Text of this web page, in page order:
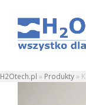
H2Otech.pl » Produkty »